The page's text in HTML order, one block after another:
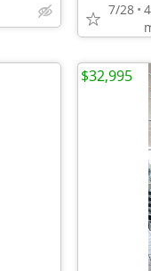
7/28
$32,995